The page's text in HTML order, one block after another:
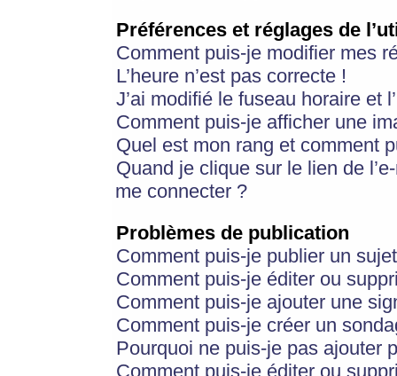
Préférences et réglages de
Comment puis-je modifier mes
L’heure n’est pas correcte !
J’ai modifié le fuseau horaire et
Comment puis-je afficher une
Quel est mon rang et comment
Quand je clique sur le lien de
me connecter ?
Problèmes de publication
Comment puis-je publier un
Comment puis-je éditer ou
Comment puis-je ajouter une
Comment puis-je créer un
Pourquoi ne puis-je pas ajouter
Comment puis-je éditer ou